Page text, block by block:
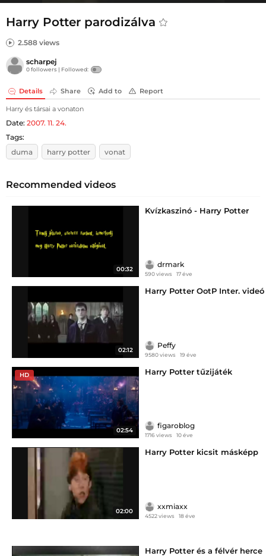
Harry Potter parodizálva
2.588 views
scharpej
0 followers | Followed:
Details Share Add to Report
Harry és társai a vonaton
Date: 2007. 11. 24.
Tags:
duma
harry potter vonat
Recommended videos
00:32
Kvízkaszinó - Harry Potter
drmark
590 views 17 éve
02:12
Harry Potter OotP Inter. videó
Peffy
9580 views 19 éve
HD
02:54
Harry Potter tűzijáték
figaroblog
1716 views 10 éve
02:00
Harry Potter kicsit másképp
xxmiaxx
4522 views 18 éve
Harry Potter és a félvér herce